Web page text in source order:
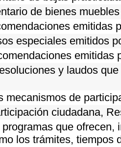
de bienes
emitidas
especiales emitidos
emitidas
y laudos
mecanismos de
ciudadana,
programas que
los trámites, tiempos